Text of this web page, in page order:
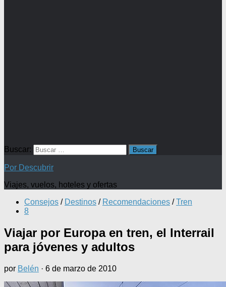
Buscar:
Por Descubrir
Viajes, vuelos, hoteles y ofertas
Consejos / Destinos / Recomendaciones / Tren
8
Viajar por Europa en tren, el Interrail
para jóvenes y adultos
por Belén · 6 de marzo de 2010